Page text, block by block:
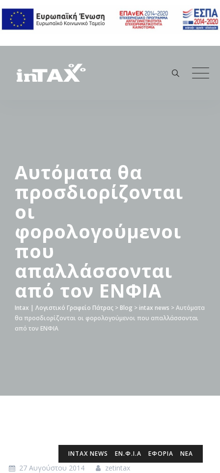
content
Αυτόματα θα
προσδιορίζονται
οι
φορολογούμενοι
που
απαλλάσσονται
από τον ΕΝΦΙΑ
Intax | Λογιστικό Γραφείο Πάτρας > Blog > intax news >Αυτόματα
θα προσδιορίζονται οι φορολογούμενοι που απαλλάσσονται
από τον ΕΝΦΙΑ
INTAX NEWS ΕΝ.Φ.Ι.Α ΕΦΟΡΙΑ ΝΕΑ
27 Αυγούστου 2014 zetintax